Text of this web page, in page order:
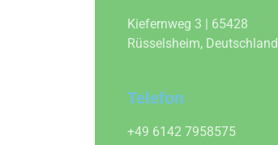
Kiefernweg 3 | 65428
Rüsselsheim, Deutschland
Telefon
+49 6142 7958575